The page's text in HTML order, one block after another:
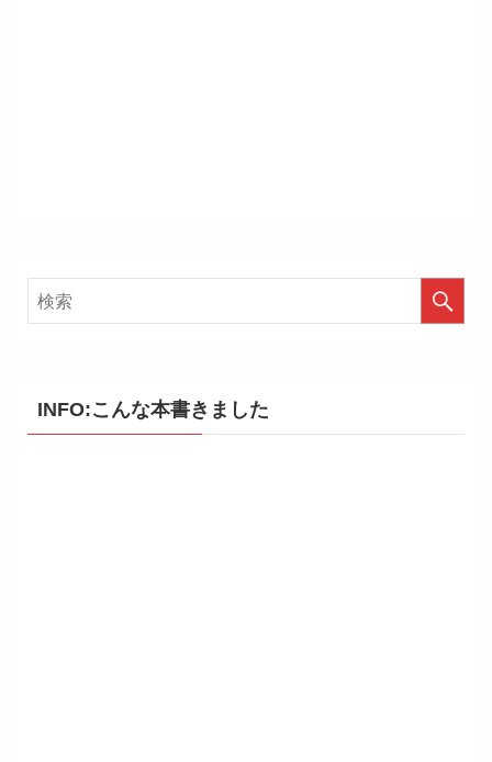
INFO:こんな本書きました